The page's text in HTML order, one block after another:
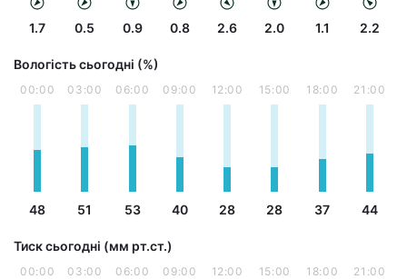
1.7 0.5 0.9 0.8 2.6 2.0 1.1 2.2
Вологість сьогодні (%)
00:00
48
03:00
51
06:00
53
09:00
40
12:00
28
15:00
28
18:00
37
21:00
44
Тиск сьогодні (мм рт.ст.)
00:00 03:00 06:00 09:00 12:00 15:00 18:00 21:00